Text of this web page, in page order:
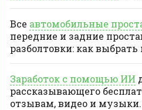
Все автомобильные
передние и задние
разболтовки: как
Заработок с помощью ИИ
рассказывающего
отзывам, видео и